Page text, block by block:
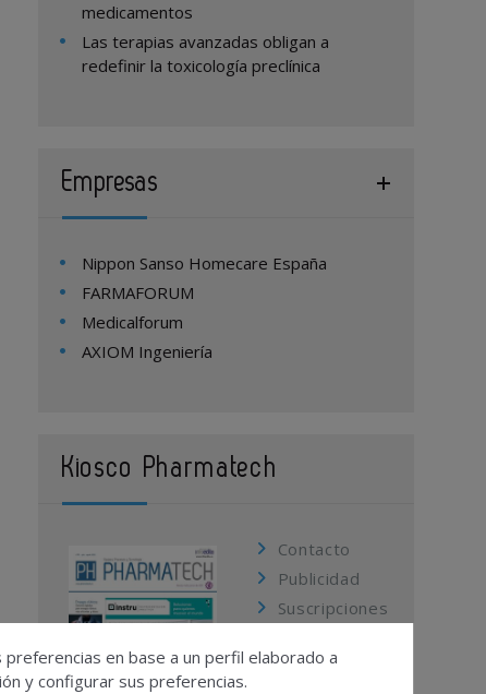
medicamentos
Las terapias avanzadas obligan a
redefinir la toxicología preclínica
Empresas
Nippon Sanso Homecare España
FARMAFORUM
Medicalforum
AXIOM Ingeniería
Kiosco Pharmatech
Contacto
Publicidad
Suscripciones
Editorial
en base a un perfil elaborado a
y configurar sus preferencias.